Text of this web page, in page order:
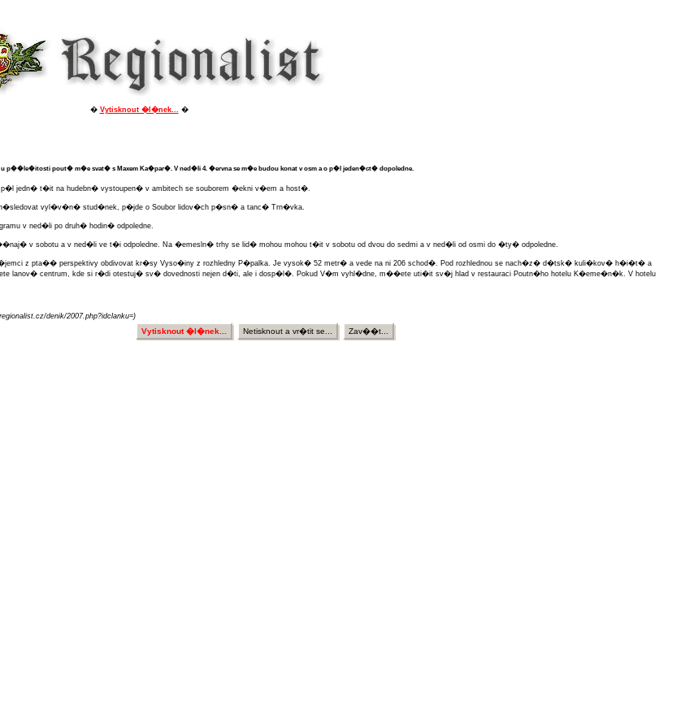
� Vytisknout �l�nek... �
pout� m�e svat� s Maxem Ka�par�. V ned�li 4. �ervna se m�e budou konat v osm a o p�l jeden�ct� dopoledne.
jedn� t�it na hudebn� vystoupen� v ambitech se souborem �ekni v�em a host�.
vyl�v�n� stud�nek, p�jde o Soubor lidov�ch p�sn� a tanc� Trn�vka.
v ned�li po druh� hodin� odpoledne.
v sobotu a v ned�li ve t�i odpoledne. Na �emesln� trhy se lid� mohou mohou t�it v sobotu od dvou do sedmi a v ned�li od osmi do �ty� odpoledne.
z pta�� perspektivy obdivovat kr�sy Vyso�iny z rozhledny P�palka. Je vysok� 52 metr� a vede na ni 206 schod�. Pod rozhlednou se nach�z� d�tsk� kuli�kov� h�i�t� a
lanov� centrum, kde si r�di otestuj� sv� dovednosti nejen d�ti, ale i dosp�l�. Pokud V�m vyhl�dne, m��ete uti�it sv�j hlad v restauraci Poutn�ho hotelu K�eme�n�k. V hotelu
denik/2007.php?idclanku=)
Vytisknout �l�nek... Netisknout a vr�tit se... Zav��t...